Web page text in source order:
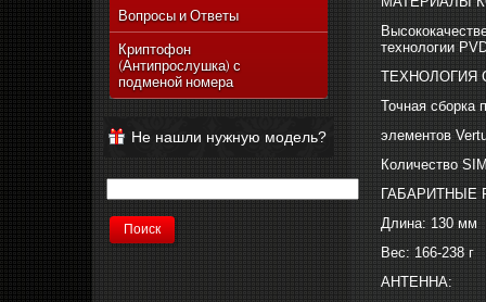
Vertu Ascent Ti
Vertu Ferrari Edition
Vertu Racetrack Legends
Vertu Signature Touch
Vertu Constellation Touch
Вопросы и Ответы
Криптофон
(Антипрослушка) с
подменой номера
Не нашли нужную модель?
технологии
ТЕХНОЛОГИЯ
Точная сборка
элементов
Количество
ГАБАРИТНЫЕ
Длина: 130 мм
Вес: 166-238 г
АНТЕННА: